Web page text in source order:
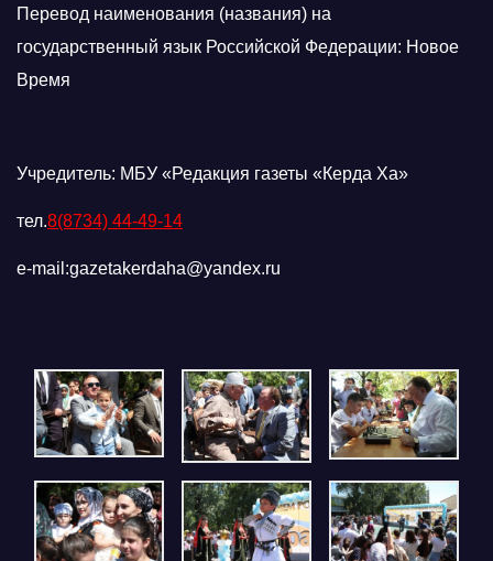
Перевод наименования (названия) на
государственный язык Российской Федерации: Новое
Время
Учредитель: МБУ «Редакция газеты «Керда Ха»
тел.8(8734) 44-49-14
e-mail:gazetakerdaha@yandex.ru